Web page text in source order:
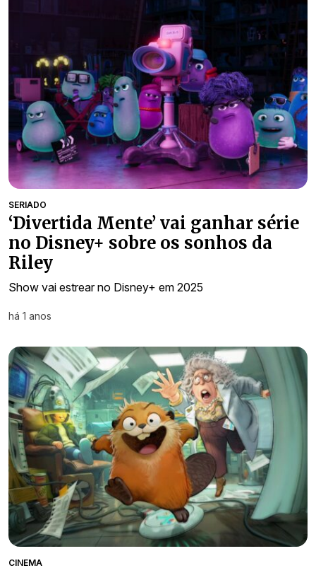
SERIADO
‘Divertida Mente’ vai ganhar série
no Disney+ sobre os sonhos da
Riley
Show vai estrear no Disney+ em 2025
há 1 anos
CINEMA